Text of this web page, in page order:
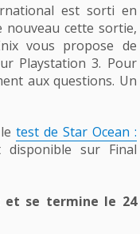
est sorti en
cette sortie,
vous propose de
Playstation 3. Pour
aux questions. Un
letest de Star Ocean :
disponible sur Final
et se termine le 24